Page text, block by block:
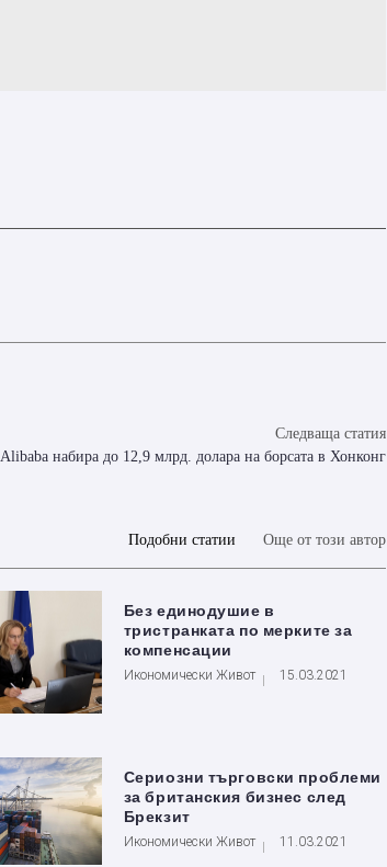
Следваща статия
Alibaba набира до 12,9 млрд. долара на борсата в Хонконг
Подобни статии Още от този автор
Без единодушие в
тристранката по мерките за
компенсации
Икономически Живот 15.03.2021
Сериозни търговски проблеми
за британския бизнес след
Брекзит
Икономически Живот 11.03.2021